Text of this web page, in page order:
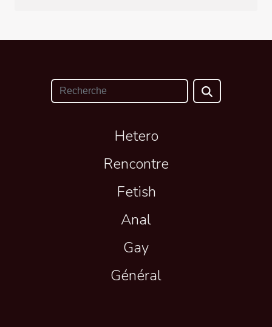
Hetero
Rencontre
Fetish
Anal
Gay
Général